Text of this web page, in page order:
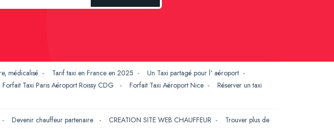
médicalisé - Tarif taxi en France en 2025 - Un Taxi partagé pour l' aéroport -
Forfait Taxi Paris Aéroport Roissy CDG - Forfait Taxi Aéroport Nice - Réserver un taxi
- Devenir chauffeur partenaire - CREATION SITE WEB CHAUFFEUR - Trouver plus de